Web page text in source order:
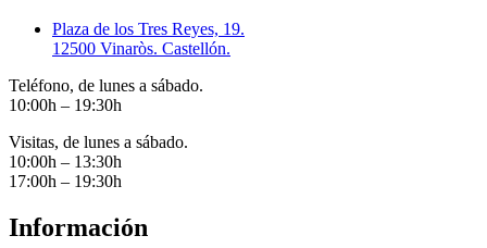
Plaza de los Tres Reyes, 19.
12500 Vinaròs. Castellón.
Teléfono, de lunes a sábado.
10:00h – 19:30h
Visitas, de lunes a sábado.
10:00h – 13:30h
17:00h – 19:30h
Información